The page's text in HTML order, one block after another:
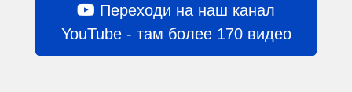
Переходи на наш канал
YouTube - там более 170 видео